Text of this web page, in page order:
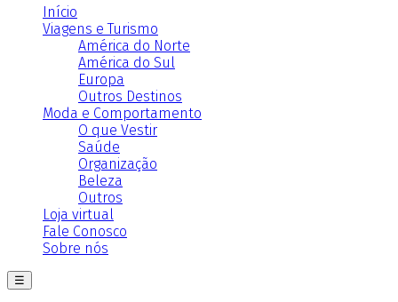
Início
Viagens e Turismo
América do Norte
América do Sul
Europa
Outros Destinos
Moda e Comportamento
O que Vestir
Saúde
Organização
Beleza
Outros
Loja virtual
Fale Conosco
Sobre nós
☰